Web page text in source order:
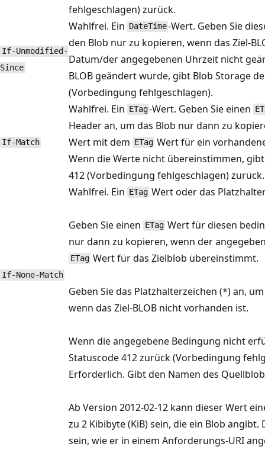
fehlgeschlagen) zurück.
If-Unmodified-
Since
Wahlfrei. Ein DateTime-Wert. Geben Sie
den Blob nur zu kopieren, wenn das Ziel-
Datum/der angegebenen Uhrzeit nicht
BLOB geändert wurde, gibt Blob Storage
(Vorbedingung fehlgeschlagen).
If-Match
Wahlfrei. Ein ETag-Wert. Geben Sie einen
Header an, um das Blob nur dann zu
Wert mit dem ETag Wert für ein
Wenn die Werte nicht übereinstimmen,
412 (Vorbedingung fehlgeschlagen) zurück.
If-None-Match
Wahlfrei. Ein ETag Wert oder das
Geben Sie einen ETag Wert für diesen
nur dann zu kopieren, wenn der
ETag Wert für das Zielblob übereinstimmt.
Geben Sie das Platzhalterzeichen (*) an,
wenn das Ziel-BLOB nicht vorhanden ist.
Wenn die angegebene Bedingung nicht
Statuscode 412 zurück (Vorbedingung
Erforderlich. Gibt den Namen des
Ab Version 2012-02-12 kann dieser Wert
zu 2 Kibibyte (KiB) sein, die ein Blob
sein, wie er in einem Anforderungs-URI